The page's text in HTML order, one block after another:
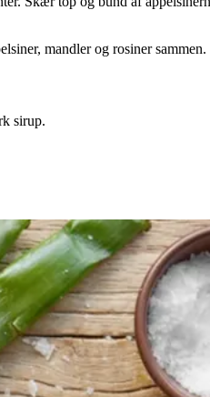
mandler og rosiner
sirup.
bønnesalat
grillede
ogog
sauce